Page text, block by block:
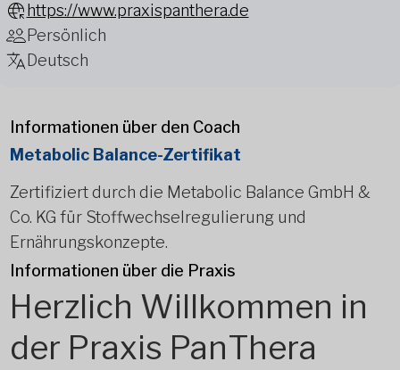
https://www.praxispanthera.de
Persönlich
Deutsch
Informationen über den Coach
Metabolic Balance-Zertifikat
Zertifiziert durch die Metabolic Balance GmbH &
Co. KG für Stoffwechselregulierung und
Ernährungskonzepte.
Informationen über die Praxis
Herzlich Willkommen in
der Praxis PanThera